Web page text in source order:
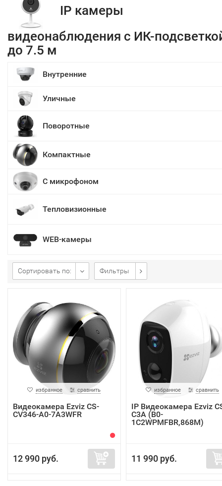
IP камеры
видеонаблюдения с ИК-
до 7.5 м
Внутренние
Уличные
Поворотные
Компактные
С микрофоном
Тепловизионные
WEB-камеры
Сортировать по: Фильтры
избранное сравнить
Видеокамера Ezviz CS-
CV346-A0-7A3WFR
12 990 руб.
избранное сравнить
IP Видеокамера Ezviz
C3A (B0-
1C2WPMFBR,868M)
11 990 руб.